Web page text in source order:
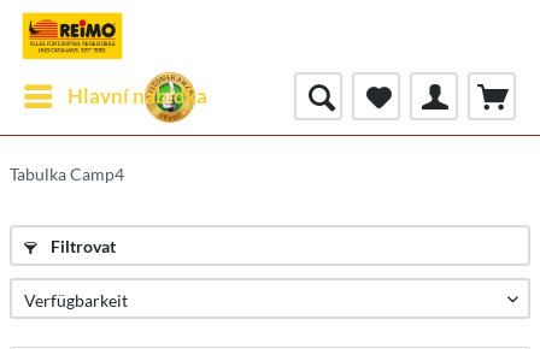
Hlavní nabídka
Tabulka Camp4
Filtrovat